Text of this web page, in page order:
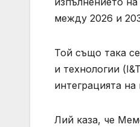
между 2026 и
Той също така
и технологии
интеграцията
Лий каза, че